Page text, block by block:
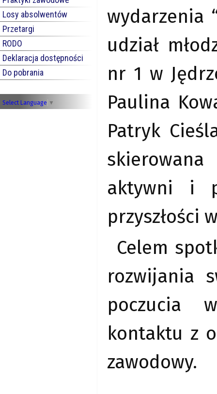
Losy absolwentów
Przetargi
RODO
Deklaracja dostępności
Do pobrania
Select Language ▼
wydarzenia
udział
nr 1 w
Paulina
Patryk
aktywni i
przyszłości
Celem
rozwijania
poczucia
kontaktu z
zawodowy.